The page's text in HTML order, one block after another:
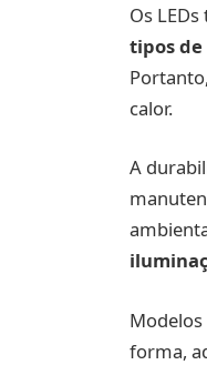
Os
tipos
calor.
A
forma,